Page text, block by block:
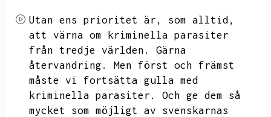
Utan ens prioritet är,
som alltid,
att värna om kriminella parasiter
från tredje världen.
Gärna
återvandring.
Men först och främst
måste vi fortsätta gulla med
kriminella parasiter.
Och ge dem så
mycket som möjligt av svenskarnas